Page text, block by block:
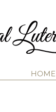
HOME